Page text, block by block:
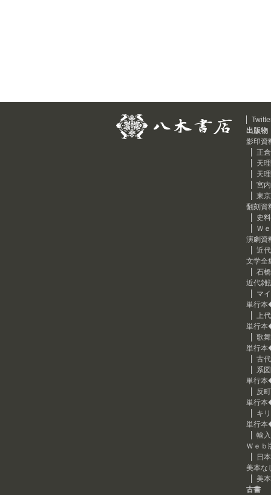
出版物
影印資
正
天
天
宮
東
翻刻資
史
Ｗ
演劇資
近
文学全
石
近代雑
マ
単行
上
単行
歌
単行
古
系
単行
反
単行本
キ
単行
輸
Ｗｅｂ
日
美本な
美
古書